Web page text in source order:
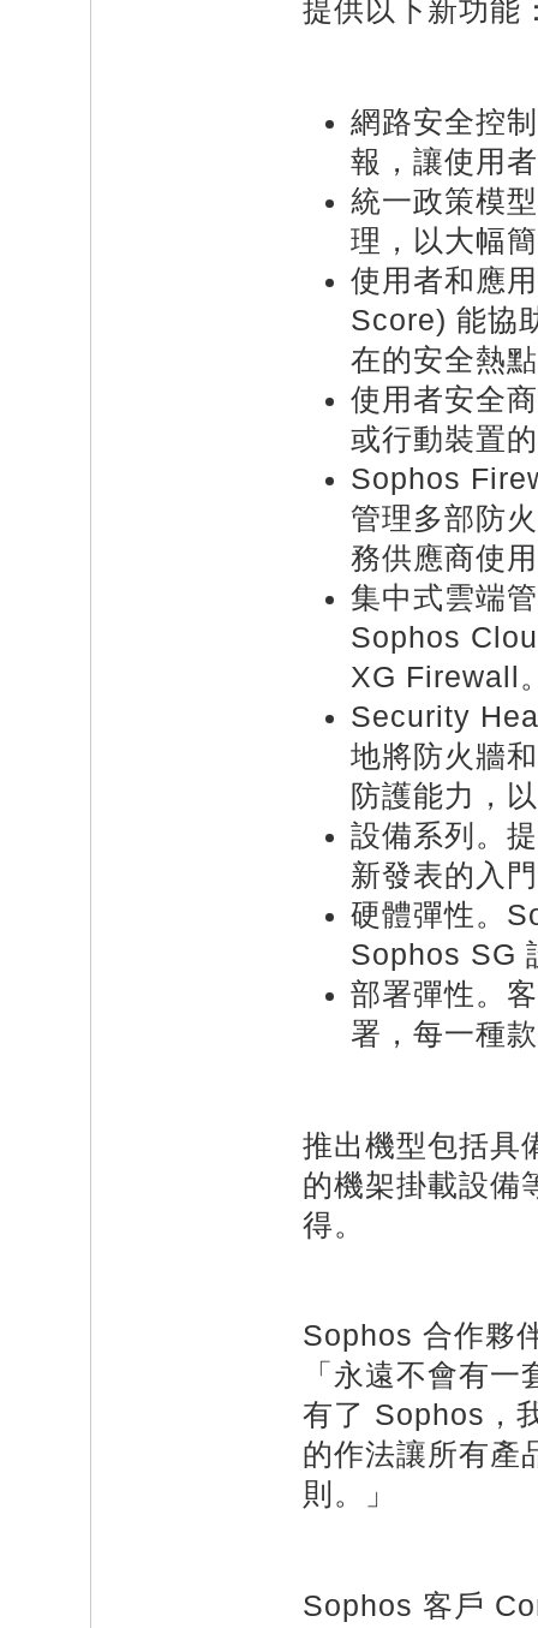
提供以下新功能
網路安全控
報，讓使用
統一政策模
理，以大幅
使用者和應
Score) 能協
在的安全熱
使用者安全
或行動裝置
Sophos
管理多部防
務供應商使
集中式雲端
Sophos
XG Firewall
Security
地將防火牆
防護能力，
設備系列。
新發表的入
硬體彈性。
Sophos SG
部署彈性。
署，每一種
推出機型包括具
的機架掛載設備
得。
Sophos 合作夥
「永遠不會有
有了 Sophos，
的作法讓所有產
則。」
Sophos 客戶